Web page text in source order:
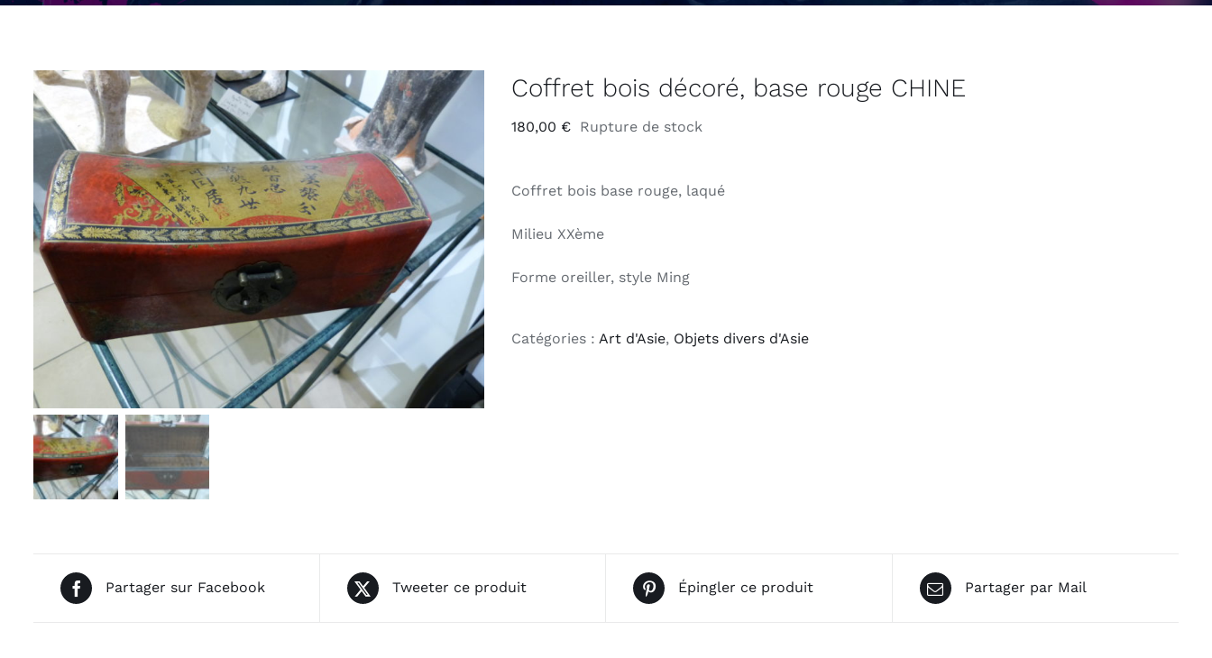
Coffret bois décoré, base rouge CHINE
180,00 € Rupture de stock
Coffret bois base rouge, laqué
Milieu XXème
Forme oreiller, style Ming
Catégories : Art d'Asie, Objets divers d'Asie
Partager sur Facebook Tweeter ce produit Épingler ce produit Partager par Mail